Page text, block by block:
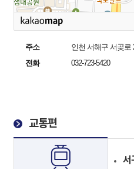
주소
인천 서해구 서곶로
전화
032-723-5420
교통편
서